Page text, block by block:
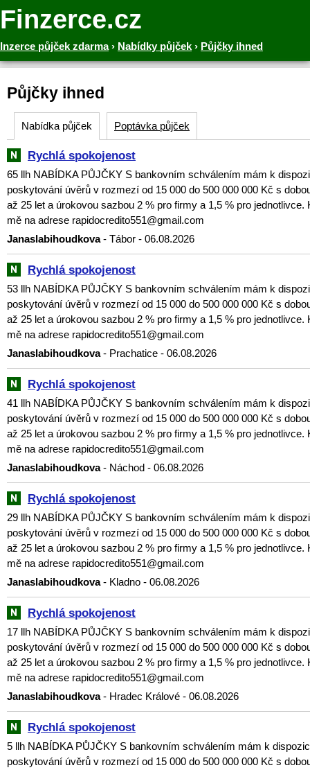
Finzerce.cz
Inzerce půjček zdarma› Nabídky půjček › Půjčky ihned
Půjčky ihned
Nabídka půjček Poptávka půjček
Rychlá spokojenost
65 llh NABÍDKA PŮJČKY S bankovním schválením mám k
poskytování úvěrů v rozmezí od 15 000 do 500 000 000 Kč s
až 25 let a úrokovou sazbou 2 % pro firmy a 1,5 % pro jednotlivce.
mě na adrese rapidocredito551@gmail.com
Janaslabihoudkova- Tábor - 06.08.2026
Rychlá spokojenost
53 llh NABÍDKA PŮJČKY S bankovním schválením mám k
poskytování úvěrů v rozmezí od 15 000 do 500 000 000 Kč s
až 25 let a úrokovou sazbou 2 % pro firmy a 1,5 % pro jednotlivce.
mě na adrese rapidocredito551@gmail.com
Janaslabihoudkova- Prachatice - 06.08.2026
Rychlá spokojenost
41 llh NABÍDKA PŮJČKY S bankovním schválením mám k
poskytování úvěrů v rozmezí od 15 000 do 500 000 000 Kč s
až 25 let a úrokovou sazbou 2 % pro firmy a 1,5 % pro jednotlivce.
mě na adrese rapidocredito551@gmail.com
Janaslabihoudkova- Náchod - 06.08.2026
Rychlá spokojenost
29 llh NABÍDKA PŮJČKY S bankovním schválením mám k
poskytování úvěrů v rozmezí od 15 000 do 500 000 000 Kč s
až 25 let a úrokovou sazbou 2 % pro firmy a 1,5 % pro jednotlivce.
mě na adrese rapidocredito551@gmail.com
Janaslabihoudkova- Kladno - 06.08.2026
Rychlá spokojenost
17 llh NABÍDKA PŮJČKY S bankovním schválením mám k
poskytování úvěrů v rozmezí od 15 000 do 500 000 000 Kč s
až 25 let a úrokovou sazbou 2 % pro firmy a 1,5 % pro jednotlivce.
mě na adrese rapidocredito551@gmail.com
Janaslabihoudkova- Hradec Králové - 06.08.2026
Rychlá spokojenost
5 llh NABÍDKA PŮJČKY S bankovním schválením mám k
poskytování úvěrů v rozmezí od 15 000 do 500 000 000 Kč s